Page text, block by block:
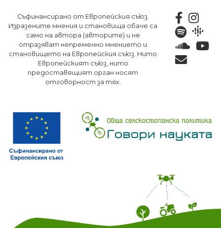
към
основното
съдържание
Съфинансирано от Европейския съюз.
Изразените мнения и становища обаче са
само на автора (авторите) и не
отразяват непременно мнението и
становището на Европейския съюз. Нито
Европейският съюз, нито
предоставящият орган носят
отговорност за тях.